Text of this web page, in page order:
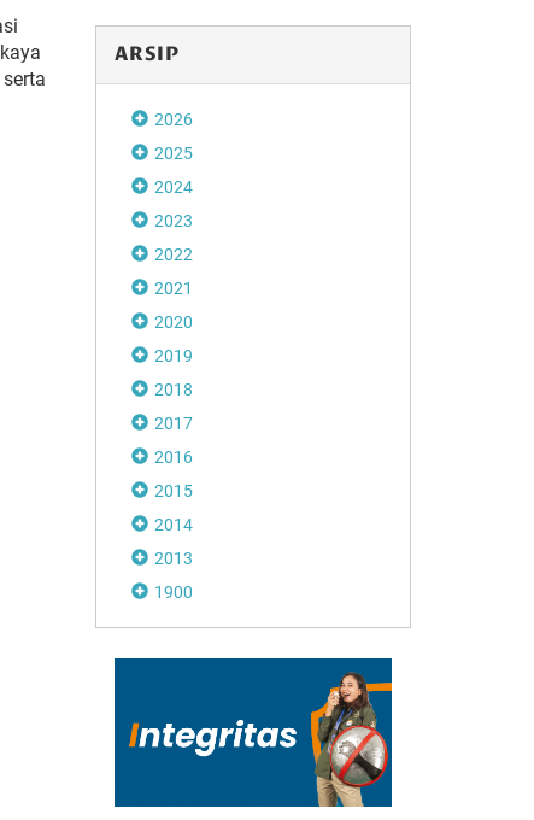
ARSIP
2026
2025
2024
2023
2022
2021
2020
2019
2018
2017
2016
2015
2014
2013
1900